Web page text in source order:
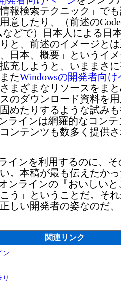
情報検索テクニック」で
意したり、（前述のCode
などで）日本人による日
と、前述のイメージと
日本、概要」というイ
充しようと、いままさ
たWindowsの開発者向け
まざまなリソースをま
のダウンロード資料を
めたりするような試み
ラインは網羅的なコン
ンテンツも数多く提供
インを利用するのに、そ
。本稿が最も伝えたか
ンラインの『おいしい
う」ということだ。そ
しい開発者の姿なのだ
関連リンク
ン
リ